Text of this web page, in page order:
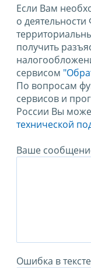
Если Вам
о
получить
сервисом
По вопросам
сервисов и
России Вы
технической
Ваше
Ошибка в